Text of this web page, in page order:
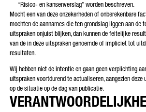
“Risico- en kansenverslag” worden beschreven.
Mocht een van deze onzekerheden of onberekenbare
mochten de aannames die ten grondslag liggen aan de
uitspraken onjuist blijken, dan kunnen de feitelijke
van de in deze uitspraken genoemde of impliciet tot
resultaten.
Wij hebben niet de intentie en gaan geen verplichting
uitspraken voortdurend te actualiseren, aangezien deze
op de situatie op de dag van publicatie.